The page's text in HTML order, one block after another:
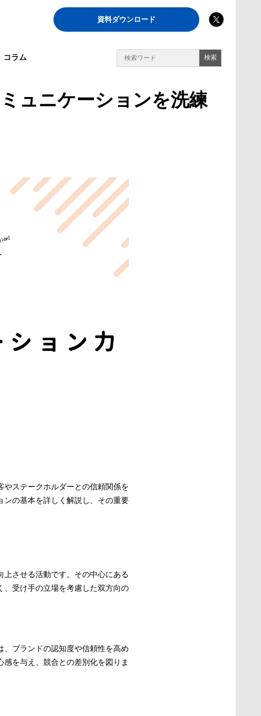
資料ダウンロード
コラム
ュニケーションを洗練
ステークホルダーとの信頼関係を
の基本を詳しく解説し、その重要
させる活動です。その中心にある
受け手の立場を考慮した双方向の
ブランドの認知度や信頼性を高め
を与え、競合との差別化を図りま